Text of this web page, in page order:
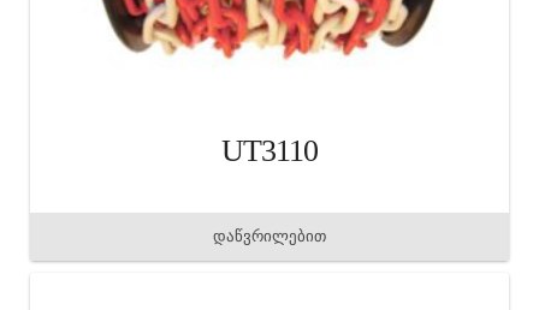
UT3110
დაწვრილებით